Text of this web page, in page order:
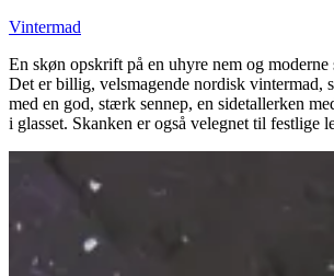
Vintermad
En skøn opskrift på en uhyre nem og
Det er billig, velsmagende nordisk vintermad,
med en god, stærk sennep, en sidetallerken
i glasset. Skanken er også velegnet til festlige